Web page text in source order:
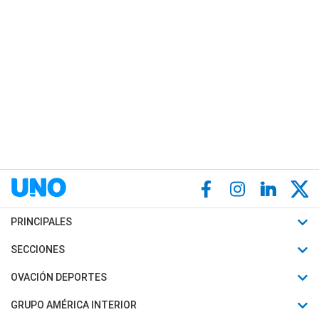
PRINCIPALES
Últimas Noticias
Política
SECCIONES
Horóscopo
Motores
OVACIÓN DEPORTES
Fútbol
GRUPO AMÉRICA INTERIOR